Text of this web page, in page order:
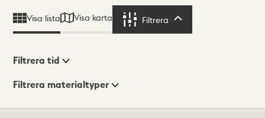
Visa lista Visa karta Filtrera
Visningsläge
Filtrera tid
Filtrera materialtyper